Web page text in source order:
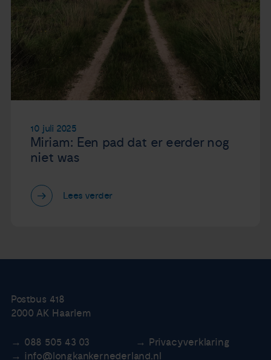
10 juli 2025
Miriam: Een pad dat er eerder nog
niet was
Lees verder
Postbus 418
2000 AK Haarlem
088 505 43 03
Privacyverklaring
info@longkankernederland.nl